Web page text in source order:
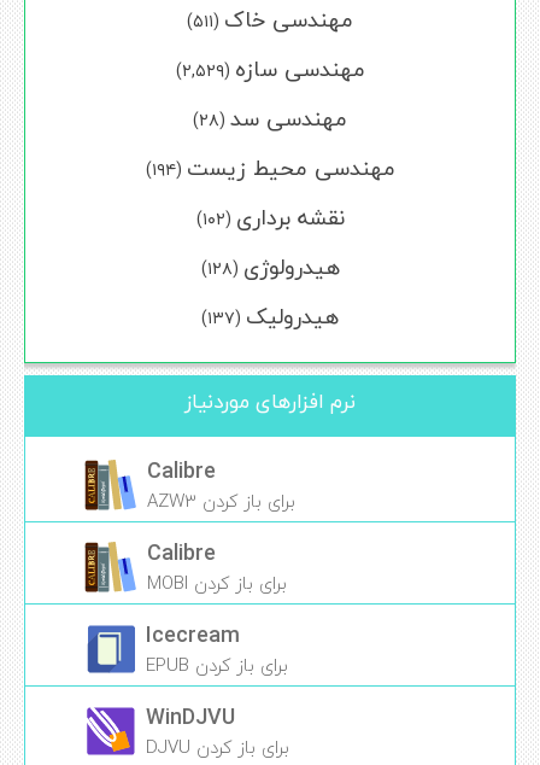
مهندسی خاک (۵۱۱)
مهندسی سازه (۲,۵۲۹)
مهندسی سد (۲۸)
مهندسی محیط زیست (۱۹۴)
نقشه برداری (۱۰۲)
هیدرولوژی (۱۲۸)
هیدرولیک (۱۳۷)
نرم افزارهای موردنیاز
Calibre
برای باز کردن AZW3
Calibre
برای باز کردن MOBI
Icecream
برای باز کردن EPUB
WinDJVU
برای باز کردن DJVU